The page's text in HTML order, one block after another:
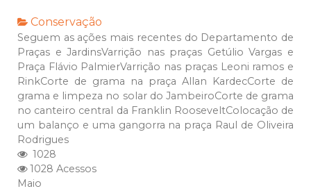
Conservação
Seguem as ações mais recentes do Departamento de
Praças e JardinsVarrição nas praças Getúlio Vargas e
Praça Flávio PalmierVarrição nas praças Leoni ramos e
RinkCorte de grama na praça Allan KardecCorte de
grama e limpeza no solar do JambeiroCorte de grama
no canteiro central da Franklin RooseveltColocação de
um balanço e uma gangorra na praça Raul de Oliveira
Rodrigues
1028
1028 Acessos
Maio